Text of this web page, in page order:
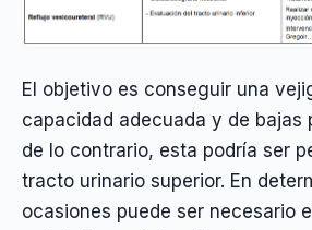
El objetivo es conseguir una
capacidad adecuada y de bajas
de lo contrario, esta podría ser
tracto urinario superior. En
ocasiones puede ser necesario